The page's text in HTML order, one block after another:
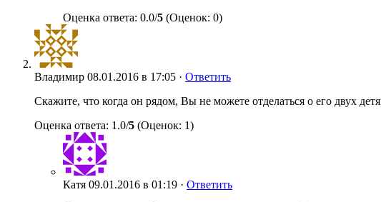
Оценка ответа: 0.0/5 (Оценок: 0)
Владимир 08.01.2016 в 17:05 · Ответить
Скажите, что когда он рядом, Вы не можете отделаться о его двух
Оценка ответа: 1.0/5 (Оценок: 1)
Катя 09.01.2016 в 01:19 · Ответить